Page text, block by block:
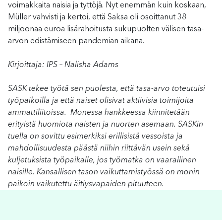
voimakkaita naisia ja tyttöjä. Nyt enemmän kuin koskaan,
Müller vahvisti ja kertoi, että Saksa oli osoittanut 38
miljoonaa euroa lisärahoitusta sukupuolten välisen tasa-
arvon edistämiseen pandemian aikana.
Kirjoittaja: IPS – Nalisha Adams
SASK tekee työtä sen puolesta, että tasa-arvo toteutuisi
työpaikoilla ja että naiset olisivat aktiivisia toimijoita
ammattiliitoissa. Monessa hankkeessa kiinnitetään
erityistä huomiota naisten ja nuorten asemaan. SASKin
tuella on sovittu esimerkiksi erillisistä vessoista ja
mahdollisuudesta päästä niihin riittävän usein sekä
kuljetuksista työpaikalle, jos työmatka on vaarallinen
naisille. Kansallisen tason vaikuttamistyössä on monin
paikoin vaikutettu äitiysvapaiden pituuteen.